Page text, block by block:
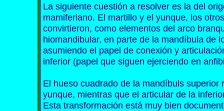
La siguiente cuestión a resolver es la del
mamiferiano. El martillo y el yunque, los
convirtieron, como elementos del arco
hiomandibular, en parte de la mandíbula de
asumiendo el papel de conexión y
inferior (papel que siguen ejerciendo en
El hueso cuadrado de la mandíbuls superior
yunque, mientras que el articular de la
Esta transformación está muy bien